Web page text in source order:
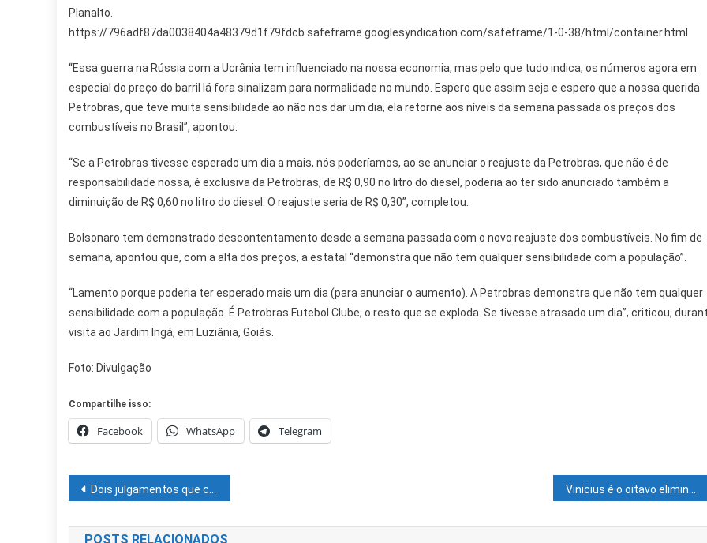
Planalto.
https://796adf87da0038404a48379d1f79fdcb.safeframe.googlesyndication.com/safeframe/1-0-38/html/container.html
“Essa guerra na Rússia com a Ucrânia tem influenciado na nossa economia, mas pelo que tudo indica, os números agora em
especial do preço do barril lá fora sinalizam para normalidade no mundo. Espero que assim seja e espero que a nossa querida
Petrobras, que teve muita sensibilidade ao não nos dar um dia, ela retorne aos níveis da semana passada os preços dos
combustíveis no Brasil”, apontou.
“Se a Petrobras tivesse esperado um dia a mais, nós poderíamos, ao se anunciar o reajuste da Petrobras, que não é de
responsabilidade nossa, é exclusiva da Petrobras, de R$ 0,90 no litro do diesel, poderia ao ter sido anunciado também a
diminuição de R$ 0,60 no litro do diesel. O reajuste seria de R$ 0,30”, completou.
Bolsonaro tem demonstrado descontentamento desde a semana passada com o novo reajuste dos combustíveis. No fim de
semana, apontou que, com a alta dos preços, a estatal “demonstra que não tem qualquer sensibilidade com a população”.
“Lamento porque poderia ter esperado mais um dia (para anunciar o aumento). A Petrobras demonstra que não tem qualquer
sensibilidade com a população. É Petrobras Futebol Clube, o resto que se exploda. Se tivesse atrasado um dia”, criticou,
visita ao Jardim Ingá, em Luziânia, Goiás.
Foto: Divulgação
Compartilhe isso:
Facebook WhatsApp Telegram
Navegação
de
Dois julgamentos que condenavam Nenê Constantino são anulados pelo STJ
POSTS RELACIONADOS